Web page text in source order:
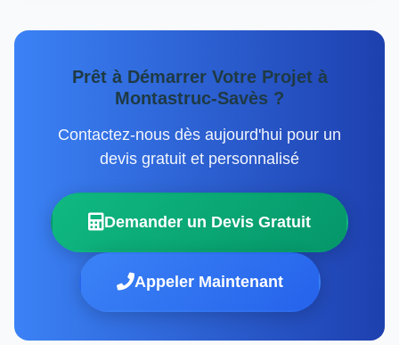
Prêt à Démarrer Votre Projet à
Montastruc-Savès ?
Contactez-nous dès aujourd'hui pour un
devis gratuit et personnalisé
Demander un Devis Gratuit
Appeler Maintenant